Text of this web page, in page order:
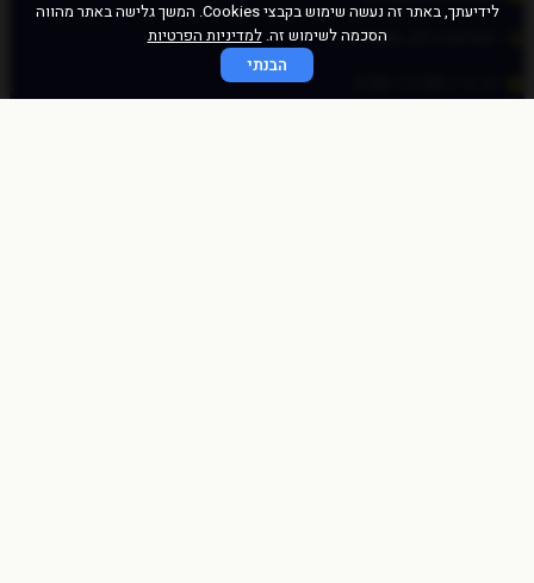
לידיעתך, באתר זה נעשה שימוש בקבצי Cookies. המשך גלישה באתר מהווה
הסכמה לשימוש זה.למדיניות הפרטיות
הבנתי